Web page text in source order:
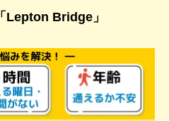
「Lepton Bridge」